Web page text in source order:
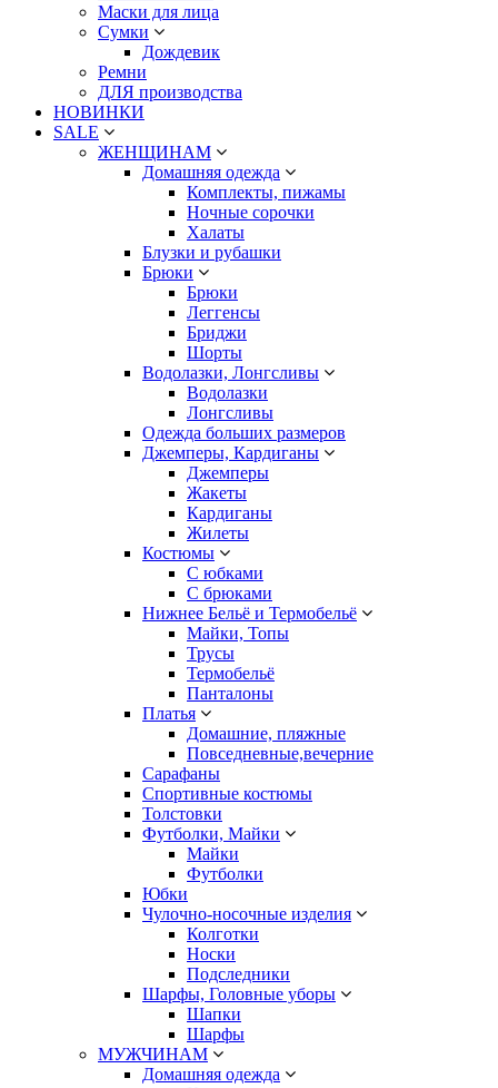
Маски для лица
Сумки
Дождевик
Ремни
ДЛЯ производства
НОВИНКИ
SALE
ЖЕНЩИНАМ
Домашняя одежда
Комплекты, пижамы
Ночные сорочки
Халаты
Блузки и рубашки
Брюки
Брюки
Леггенсы
Бриджи
Шорты
Водолазки, Лонгсливы
Водолазки
Лонгсливы
Одежда больших размеров
Джемперы, Кардиганы
Джемперы
Жакеты
Кардиганы
Жилеты
Костюмы
С юбками
С брюками
Нижнее Бельё и Термобельё
Майки, Топы
Трусы
Термобельё
Панталоны
Платья
Домашние, пляжные
Повседневные,вечерние
Сарафаны
Спортивные костюмы
Толстовки
Футболки, Майки
Майки
Футболки
Юбки
Чулочно-носочные изделия
Колготки
Носки
Подследники
Шарфы, Головные уборы
Шапки
Шарфы
МУЖЧИНАМ
Домашняя одежда